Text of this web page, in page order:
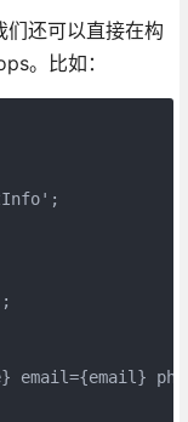
们还可以直接在构
。比如：
email={email}